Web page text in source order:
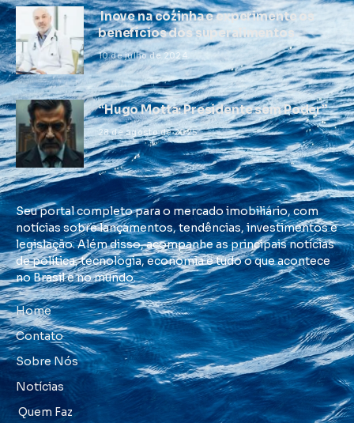
Inove na cozinha e experimente os
benefícios dos superalimentos
10 de julho de 2024
“Hugo Motta: Presidente sem Poder”
28 de agosto de 2025
Seu portal completo para o mercado imobiliário, com
notícias sobre lançamentos, tendências, investimentos e
legislação. Além disso, acompanhe as principais notícias
de política, tecnologia, economia e tudo o que acontece
no Brasil e no mundo.
Home
Contato
Sobre Nós
Notícias
Quem Faz